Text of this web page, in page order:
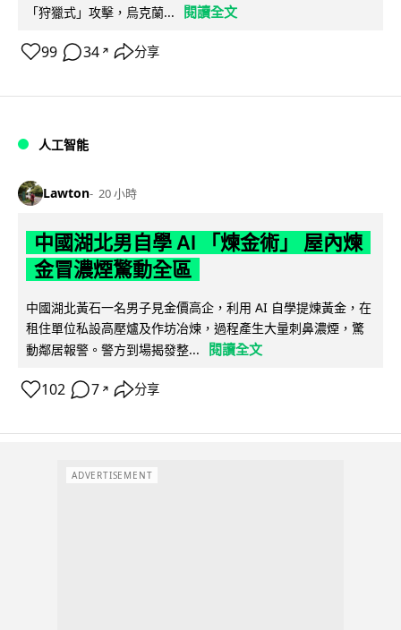
「狩獵式」攻擊，烏克蘭...
閱讀全文
99 34 ↗ 分享
人工智能
Lawton 20 小時
中國湖北男自學 AI 「煉金術」 屋內煉
金冒濃煙驚動全區
中國湖北黃石一名男子見金價高企，利用 AI 自學提煉黃金，在
租住單位私設高壓爐及作坊冶煉，過程產生大量刺鼻濃煙，驚
動鄰居報警。警方到場揭發整...
閱讀全文
102 7 ↗ 分享
ADVERTISEMENT